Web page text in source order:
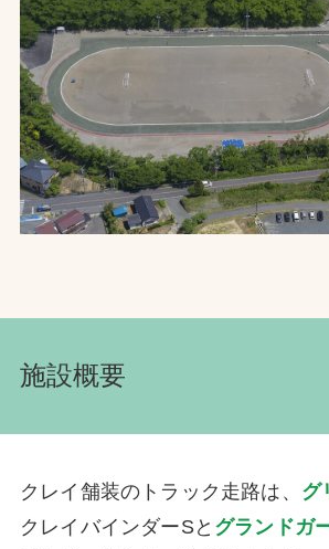
お取引先の皆様へ
プライバシーポリシー
ソーシャルメディアポリシー
施設概要
クレイ舗装のトラック走路は、 グ
クレイバインダーSと グランドガ